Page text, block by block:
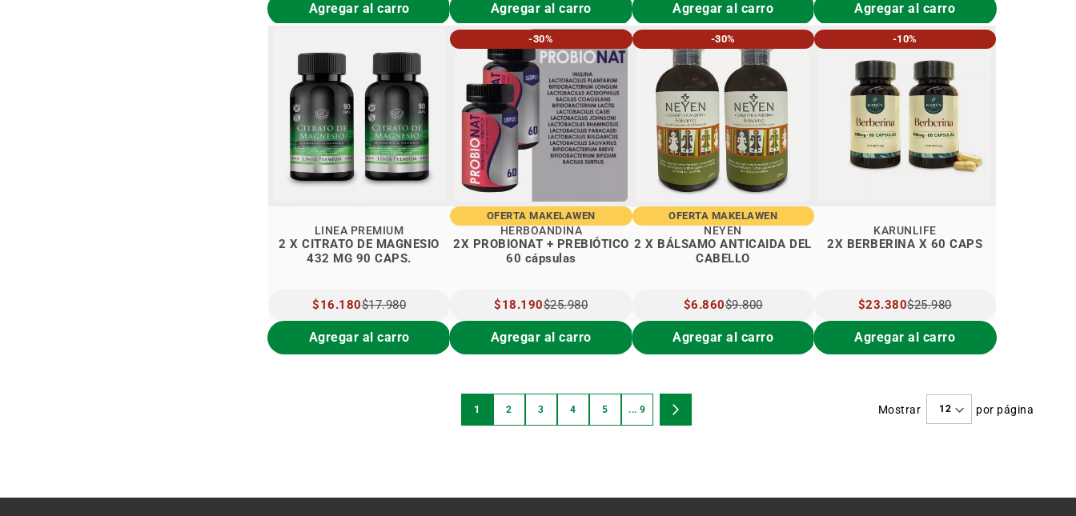
Agregar al carro Agregar al carro Agregar al carro Agregar al carro
2 X CITRATO DE MAGNESIO
432 MG 90 CAPS.
LINEA PREMIUM
PRECIO
ESPECIAL
$16.180$17.980
Agregar al carro
-30%
OFERTA MAKELAWEN
2X PROBIONAT + PREBIÓTICO
60 cápsulas
HERBOANDINA
PRECIO
ESPECIAL
$18.190$25.980
Agregar al carro
-30%
OFERTA MAKELAWEN
2 X BÁLSAMO ANTICAIDA DEL
CABELLO
NEYEN
PRECIO
ESPECIAL
$6.860$9.800
Agregar al carro
-10%
2X BERBERINA X 60 CAPS
KARUNLIFE
PRECIO
ESPECIAL
$23.380$25.980
Agregar al carro
1
2
3
4
5
... 9
Mostrar por página